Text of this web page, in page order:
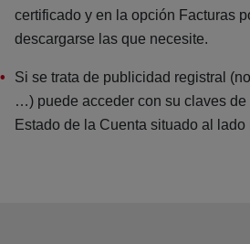
certificado y en la opción Facturas
descargarse las que necesite.
Si se trata de publicidad registral
…) puede acceder con su claves
Estado de la Cuenta situado al